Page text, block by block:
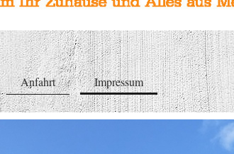
Anfahrt Impressum